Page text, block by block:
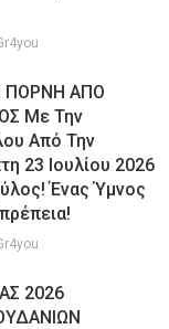
ΠΟΡΝΗ ΑΠΟ
Με Την
Από Την
23 Ιουλίου 2026
Ένας Ύμνος
2026